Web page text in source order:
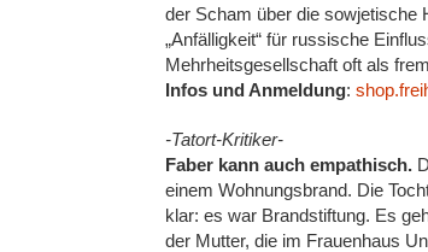
der Scham über die sowjetische
„Anfälligkeit“ für russische
Mehrheitsgesellschaft oft als
Infos und Anmeldung:
-Tatort-Kritiker-
Faber kann auch empathisch.
einem Wohnungsbrand. Die
klar: es war Brandstiftung. Es
der Mutter, die im Frauenhaus